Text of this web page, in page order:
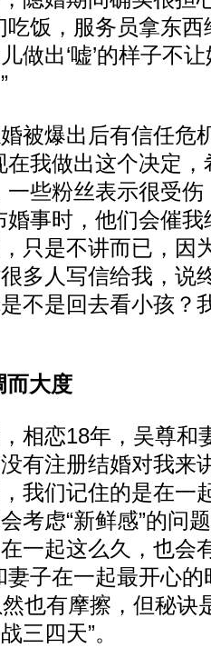
吃饭，服务员拿东
做出‘嘘’的样子不
爆出后有信任危
在我做出这个决定
一些粉丝表示很受
婚事时，他们会催
只是不讲而已，因
多人写信给我，说
不是回去看小孩？
大度
恋18年，吴尊和
有注册结婚对我来
我们记住的是在一
考虑“新鲜感”的问
一起这么久，也会
妻子在一起最开心
也有摩擦，但秘诀
三四天”。